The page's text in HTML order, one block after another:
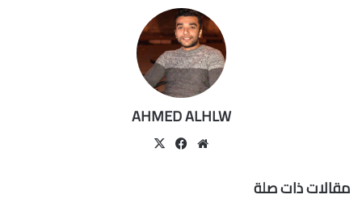
AHMED ALHLW
موقعفيسبوك
مقالات ذات صلة